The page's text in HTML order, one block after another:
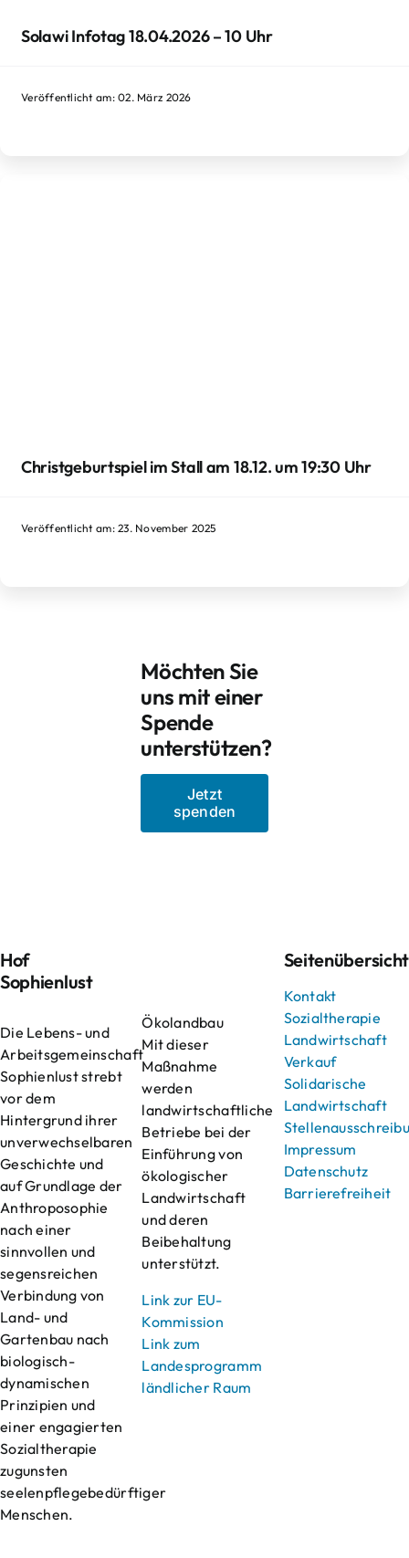
Solawi Infotag 18.04.2026 – 10 Uhr
Veröffentlicht am: 02. März 2026
Christgeburtspiel im Stall am 18.12. um 19:30 Uhr
Veröffentlicht am: 23. November 2025
Möchten Sie
uns mit einer
Spende
unterstützen?
Jetzt
spenden
Hof
Sophienlust
Die Lebens- und
Arbeitsgemeinschaft
Sophienlust strebt
vor dem
Hintergrund ihrer
unverwechselbaren
Geschichte und
auf Grundlage der
Anthroposophie
nach einer
sinnvollen und
segensreichen
Verbindung von
Land- und
Gartenbau nach
biologisch-
dynamischen
Prinzipien und
einer engagierten
Sozialtherapie
zugunsten
seelenpflegebedürftiger
Menschen.
Ökolandbau
Mit dieser
Maßnahme
werden
landwirtschaftliche
Betriebe bei der
Einführung von
ökologischer
Landwirtschaft
und deren
Beibehaltung
unterstützt.
Link zur EU-
Kommission
Link zum
Landesprogramm
ländlicher Raum
Seitenübersicht
Kontakt
Sozialtherapie
Landwirtschaft
Verkauf
Solidarische
Landwirtschaft
Impressum
Datenschutz
Barrierefreiheit